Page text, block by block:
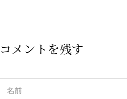
コメントを残す